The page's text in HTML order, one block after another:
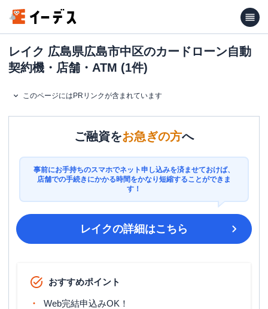
レイク 広島県広島市中区のカードローン自動
契約機・店舗・ATM (1件)
このページにはPRリンクが含まれています
ご融資をお急ぎの方へ
事前にお手持ちのスマホでネット申し込みを済ませておけば、
店舗での手続きにかかる時間をかなり短縮することができま
す！
レイクの詳細はこちら
おすすめポイント
Web完結申込みOK！